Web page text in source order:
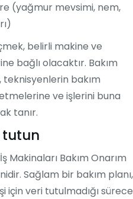
(yağmur mevsimi, nem,
belirli makine ve
bağlı olacaktır. Bakım
bakım
ve işlerini buna
tanır.
tutun
Makinaları Bakım Onarım
Sağlam bir bakım planı,
için veri tutulmadığı sürece